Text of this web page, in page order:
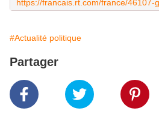
#Actualité politique
Partager